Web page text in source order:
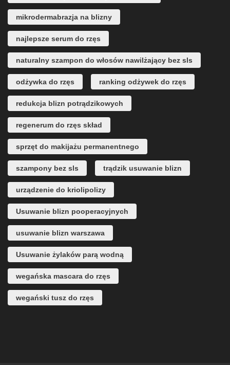
mikrodermabrazja na blizny
najlepsze serum do rzęs
naturalny szampon do włosów nawilżający bez sls
odżywka do rzęs ranking odżywek do rzęs
redukcja blizn potrądzikowych
regenerum do rzęs skład
sprzęt do makijażu permanentnego
szampony bez sls trądzik usuwanie blizn
urządzenie do kriolipolizy
Usuwanie blizn pooperacyjnych
usuwanie blizn warszawa
Usuwanie żylaków parą wodną
wegańska mascara do rzęs
wegański tusz do rzęs